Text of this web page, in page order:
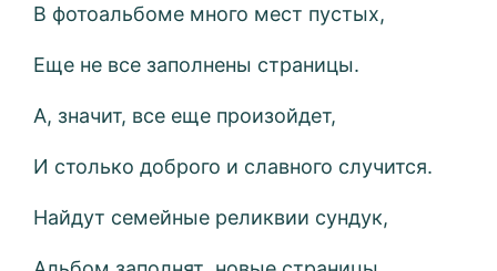
В фотоальбоме много мест пустых,
Еще не все заполнены страницы.
А, значит, все еще произойдет,
И столько доброго и славного случится.
Найдут семейные реликвии сундук,